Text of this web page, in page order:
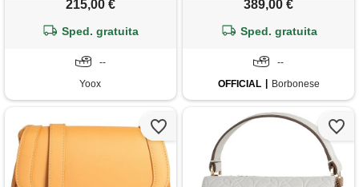
215,00 €
Sped. gratuita
--
Yoox
389,00 €
Sped. gratuita
--
OFFICIAL
Borbonese